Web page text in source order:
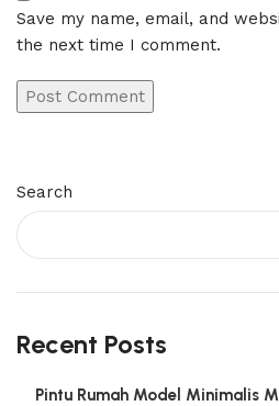
Save my name, email, and
the next time I comment.
Search
Recent Posts
Pintu Rumah Model Minimalis